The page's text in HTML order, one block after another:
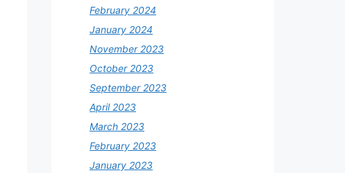
February 2024
January 2024
November 2023
October 2023
September 2023
April 2023
March 2023
February 2023
January 2023